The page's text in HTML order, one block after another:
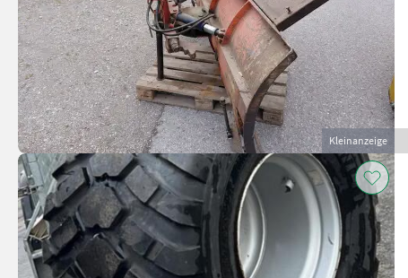
Kleinanzeige